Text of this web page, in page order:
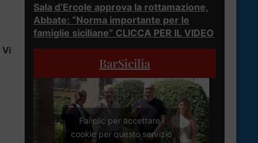
Vi
Sala d’Ercole approva la rottamazione,
Abbate: “Norma importante per le
famiglie siciliane” CLICCA PER IL VIDEO
BarSicilia
Fai clic per accettare i
cookie per questo servizio